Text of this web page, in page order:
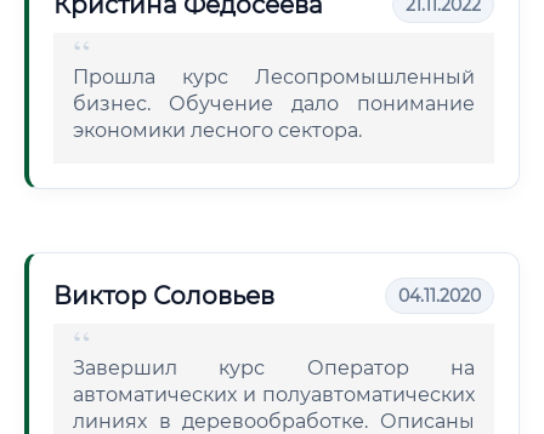
21.11.2022
Прошла курс Лесопромышленный
бизнес. Обучение дало понимание
экономики лесного сектора.
Виктор Соловьев 04.11.2020
Завершил курс Оператор на
автоматических и полуавтоматических
линиях в деревообработке. Описаны